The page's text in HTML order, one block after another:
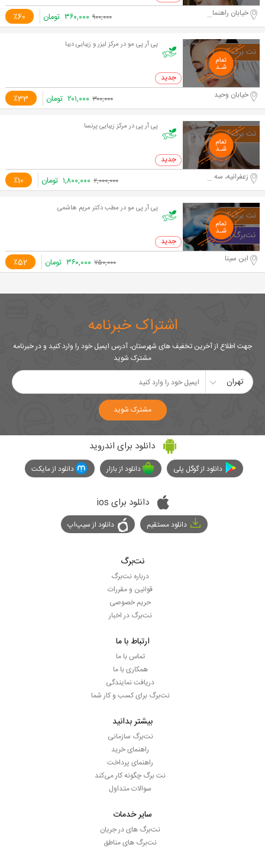
٪60 خیابان راهنمایی ۹۰۰,۰۰۰ ۳۶۰,۰۰۰ تومان
پی آر پی مو در مرکز لیزر و زیبایی دیبا
0 خرید
٪33 خیابان وحید ۳۰۰,۰۰۰ ۲۰۱,۰۰۰ تومان
پی آر پی در مرکز زیبایی پرنسا
0 خرید
٪10 زعفرانیه، سه راه آصف، اول ۲,۰۰۰,۰۰۰ ۱,۸۰۰,۰۰۰ تومان
پی آر پی مو در مطب دکتر مریم هاشمی
0 خرید
٪52 ابن سینا ۷۵۰,۰۰۰ ۳۶۰,۰۰۰ تومان
اشتراک خبرنامه
جهت اطلاع از آخرین تخفیف های شهرستان، آدرس ایمیل خود را وارد کنید و در خبرنامه
مشترک شوید
تهران
مشترک شوید
دانلود برای اندروید
دانلود از گوگل پلی دانلود از بازار دانلود از مایکت
دانلود برای ios
دانلود مستقیم دانلود از سیپ‌اپ
نت‌برگ
درباره نت‌برگ
قوانین و مقررات
حریم خصوصی
نت‌برگ در اخبار
ارتباط با ما
تماس با ما
همکاری با ما
دریافت نمایندگی
نت‌برگ برای کسب و کار شما
بیشتر بدانید
نت‌برگ سازمانی
راهنمای خرید
راهنمای پرداخت
نت برگ چگونه کار می‌کند
سوالات متداول
سایر خدمات
نت‌برگ های در جریان
نت‌برگ های مناطق